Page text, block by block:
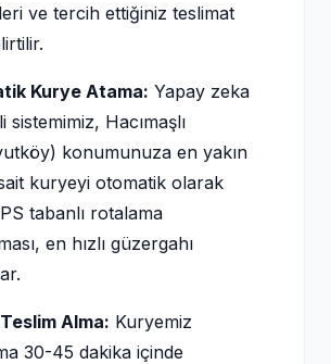
ve tercih ettiğiniz teslimat
Kurye Atama: Yapay zeka
sistemimiz, Hacımaşlı
konumunuza en yakın
kuryeyi otomatik olarak
tabanlı rotalama
en hızlı güzergahı
Alma: Kuryemiz
30-45 dakika içinde